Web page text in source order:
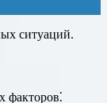
ситуаций.
факторов⁚